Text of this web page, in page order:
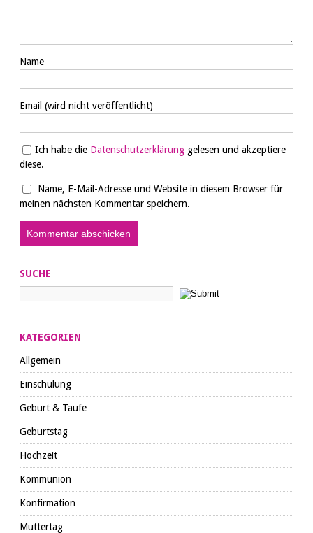
Name
Email (wird nicht veröffentlicht)
Ich habe die Datenschutzerklärung gelesen und akzeptiere
diese.
Name, E-Mail-Adresse und Website in diesem Browser für
meinen nächsten Kommentar speichern.
SUCHE
KATEGORIEN
Allgemein
Einschulung
Geburt & Taufe
Geburtstag
Hochzeit
Kommunion
Konfirmation
Muttertag